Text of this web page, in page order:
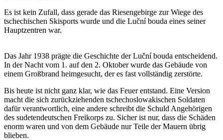
Es ist kein Zufall, dass gerade das Riesengebirge zur Wiege des
tschechischen Skisports wurde und die Luční bouda eines seiner
Hauptzentren war.
Das Jahr 1938 prägte die Geschichte der Luční bouda entscheidend.
In der Nacht vom 1. auf den 2. Oktober wurde das Gebäude von
einem Großbrand heimgesucht, der es fast vollständig zerstörte.
Bis heute ist nicht ganz klar, wie das Feuer entstand. Eine Version
macht die sich zurückziehenden tschechoslowakischen Soldaten
dafür verantwortlich, eine andere schreibt die Schuld Angehörigen
des sudetendeutschen Freikorps zu. Sicher ist nur, dass die Schäden
enorm waren und von dem Gebäude nur Teile der Mauern übrig
blieben.